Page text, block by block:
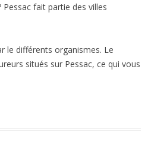
Pessac fait partie des villes
le différents organismes. Le
situés sur Pessac, ce qui vous